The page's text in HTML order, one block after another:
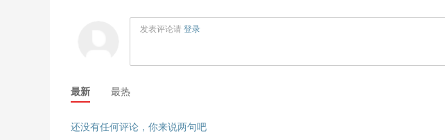
发表评论请 登录
最新 最热
还没有任何评论，你来说两句吧